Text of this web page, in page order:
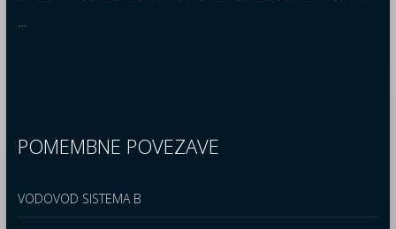
…
POMEMBNE POVEZAVE
VODOVOD SISTEMA B